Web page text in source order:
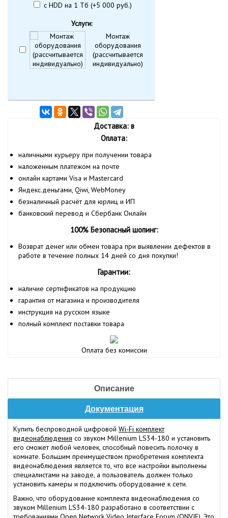
с HDD на 1 Тб (+5 000 руб.)
Услуги:
Монтаж
оборудования
(рассчитывается
индивидуально)
Доставка: в
Оплата:
наличными курьеру при получении товара
наложенным платежом на почте
онлайн картами Visa и Mastercard
Яндекс.деньгами, Qiwi, WebMoney
безналичный расчёт для юрлиц и ИП
банковский перевод и Сбербанк Онлайн
100% Безопасный шопинг:
Возврат денег или обмен товара при выявлении дефектов в
работе в течение полных 14 дней со дня покупки!
Гарантии:
наличие сертификатов на продукцию
гарантия от магазина и производителя
инструкция на русском языке
полный комплект поставки товара
Оплата без комиссии
Описание
Документация
Купить беспроводной цифровой Wi-Fi комплект
видеонаблюдения со звуком Millenium LS34-180 и установить
его сможет любой человек, способный повесить полочку в
комнате. Большим преимуществом приобретения комплекта
видеонаблюдения является то, что все настройки выполнены
специалистами на заводе, а пользователь должен только
установить камеры и подключить оборудование к сети.
Важно, что оборудование комплекта видеонаблюдения со
звуком Millenium LS34-180 разработано в соответствии с